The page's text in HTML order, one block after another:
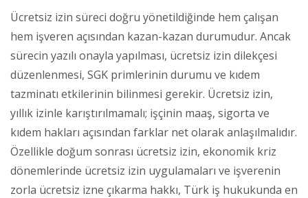
Ücretsiz izin süreci doğru yönetildiğinde hem çalışan
hem işveren açısından kazan-kazan durumudur. Ancak
sürecin yazılı onayla yapılması, ücretsiz izin dilekçesi
düzenlenmesi, SGK primlerinin durumu ve kıdem
tazminatı etkilerinin bilinmesi gerekir. Ücretsiz izin,
yıllık izinle karıştırılmamalı; işçinin maaş, sigorta ve
kıdem hakları açısından farklar net olarak anlaşılmalıdır.
Özellikle doğum sonrası ücretsiz izin, ekonomik kriz
dönemlerinde ücretsiz izin uygulamaları ve işverenin
zorla ücretsiz izne çıkarma hakkı, Türk iş hukukunda en